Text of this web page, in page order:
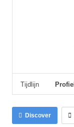
Tijdlijn Profiel
Discover